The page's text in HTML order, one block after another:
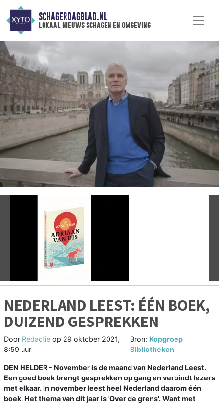
SCHAGERDAGBLAD.NL
lokaal nieuws schagen en omgeving
NEDERLAND LEEST: ÉÉN BOEK,
DUIZEND GESPREKKEN
Door Redactie op 29 oktober 2021,
8:59 uur
Bron: Kopgroep
Bibliotheken
DEN HELDER - November is de maand van Nederland Leest.
Een goed boek brengt gesprekken op gang en verbindt lezers
met elkaar. In november leest heel Nederland daarom één
boek. Het thema van dit jaar is 'Over de grens'. Want met